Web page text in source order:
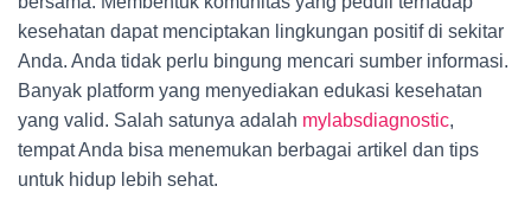
kesehatan dapat menciptakan lingkungan positif di sekitar
Anda. Anda tidak perlu bingung mencari sumber informasi.
Banyak platform yang menyediakan edukasi kesehatan
yang valid. Salah satunya adalah mylabsdiagnostic,
tempat Anda bisa menemukan berbagai artikel dan tips
untuk hidup lebih sehat.